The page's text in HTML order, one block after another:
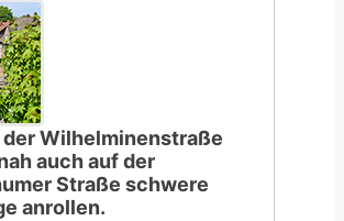
Wilhelminenstraße
auch auf der
Straße schwere
anrollen.